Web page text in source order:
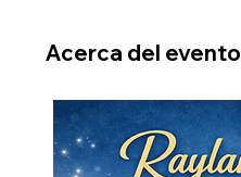
Acerca del evento